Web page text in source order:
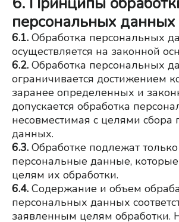
персональных данных
6.1. Обработка персональных
осуществляется на законной
6.2. Обработка персональных
ограничивается достижением
заранее определенных и
допускается обработка
несовместимая с целями сбора
данных.
6.3. Обработке подлежат только
персональные данные,
целям их обработки.
6.4. Содержание и объем
персональных данных
заявленным целям обработки.